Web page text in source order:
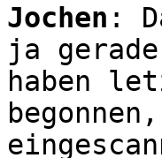
Jochen :
ja
haben